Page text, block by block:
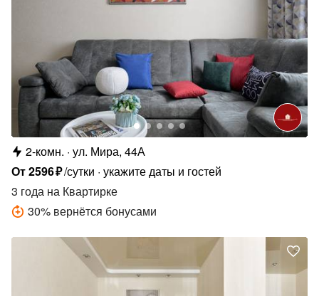
2-комн. ул. Мира, 44А
От2596₽/сутки укажите даты и гостей
3 года на Квартирке
30% вернётся бонусами